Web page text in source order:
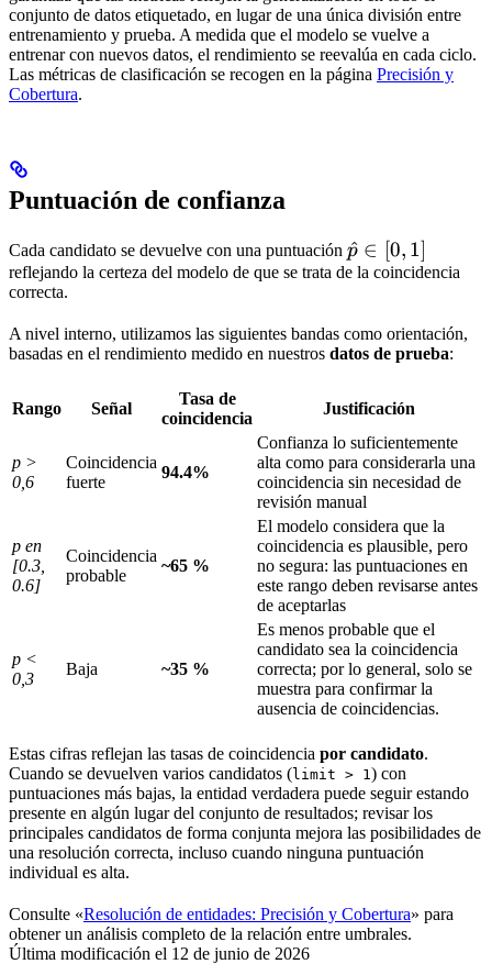
conjunto de datos etiquetado, en lugar de una única división entre
entrenamiento y prueba. A medida que el modelo se vuelve a
entrenar con nuevos datos, el rendimiento se reevalúa en cada ciclo.
Las métricas de clasificación se recogen en la página Precisión y
Cobertura.
Puntuación de confianza
Cada candidato se devuelve con una puntuación \hat{p}
\in [0,
p
^ ∈ [0, 1]
reflejando la certeza del modelo de que se trata de la coincidencia
correcta.
A nivel interno, utilizamos las siguientes bandas como orientación,
basadas en el rendimiento medido en nuestros datos de prueba:
Rango Señal
Tasa de
coincidencia
Justificación
p >
0,6
Coincidencia
fuerte
94.4%
Confianza lo suficientemente
alta como para considerarla una
coincidencia sin necesidad de
revisión manual
p en
[0.3,
0.6]
Coincidencia
probable
~65 %
El modelo considera que la
coincidencia es plausible, pero
no segura: las puntuaciones en
este rango deben revisarse antes
de aceptarlas
p <
0,3
Baja ~35 %
Es menos probable que el
candidato sea la coincidencia
correcta; por lo general, solo se
muestra para confirmar la
ausencia de coincidencias.
Estas cifras reflejan las tasas de coincidencia por candidato.
Cuando se devuelven varios candidatos (limit > 1 ) con
puntuaciones más bajas, la entidad verdadera puede seguir estando
presente en algún lugar del conjunto de resultados; revisar los
principales candidatos de forma conjunta mejora las posibilidades de
una resolución correcta, incluso cuando ninguna puntuación
individual es alta.
Consulte «Resolución de entidades: Precisión y Cobertura» para
obtener un análisis completo de la relación entre umbrales.
Última modificación el 12 de junio de 2026